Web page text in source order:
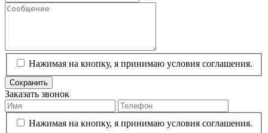
Нажимая на кнопку, я принимаю условия соглашения.
Сохранить
Заказать звонок
Нажимая на кнопку, я принимаю условия соглашения.